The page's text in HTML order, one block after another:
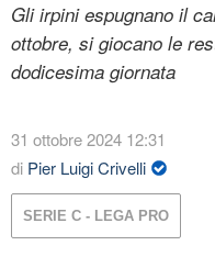
Gli irpini espugnano il
ottobre, si giocano le
dodicesima giornata
31 ottobre 2024 12:31
di Pier Luigi Crivelli
SERIE C - LEGA PRO